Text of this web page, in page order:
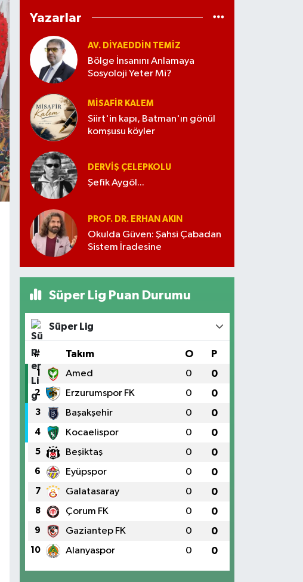
Yazarlar
AV. DIYAEDDIN TEMIZ
Bölge İnsanını Anlamaya
Sosyoloji Yeter Mi?
MISAFIR KALEM
Siirt'in kapı, Batman'ın gönül
komşusu köyler
DERVIŞ ÇELEPKOLU
Şefik Aygöl...
PROF. DR. ERHAN AKIN
Okulda Güven: Şahsi Çabadan
Sistem İradesine
Süper Lig Puan Durumu
Süper Lig
# Takım O P
1 Amed 0 0
2 Erzurumspor FK 0 0
3 Başakşehir 0 0
4 Kocaelispor 0 0
5 Beşiktaş 0 0
6 Eyüpspor 0 0
7 Galatasaray 0 0
8 Çorum FK 0 0
9 Gaziantep FK 0 0
10 Alanyaspor 0 0